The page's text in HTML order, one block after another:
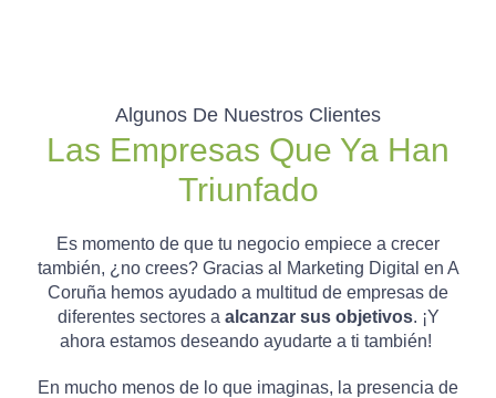
Algunos De Nuestros Clientes
Las Empresas Que Ya Han
Triunfado
Es momento de que tu negocio empiece a crecer
también, ¿no crees? Gracias al Marketing Digital en A
Coruña hemos ayudado a multitud de empresas de
diferentes sectores a alcanzar sus objetivos. ¡Y
ahora estamos deseando ayudarte a ti también!
En mucho menos de lo que imaginas, la presencia de